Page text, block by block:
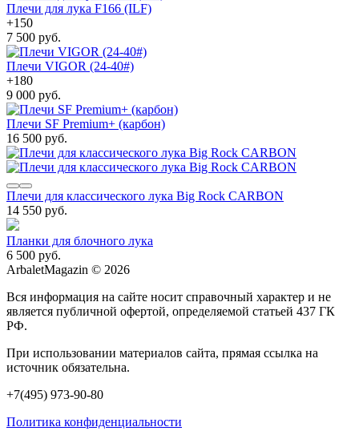
Плечи для лука F166 (ILF)
+150
7 500 руб.
Плечи VIGOR (24-40#)
+180
9 000 руб.
Плечи SF Premium+ (карбон)
16 500 руб.
Плечи для классического лука Big Rock CARBON
14 550 руб.
Планки для блочного лука
6 500 руб.
ArbaletMagazin © 2026
Вся информация на сайте носит справочный характер и не
является публичной офертой, определяемой статьей 437 ГК
РФ.
При использовании материалов сайта, прямая ссылка на
источник обязательна.
+7(495) 973-90-80
Политика конфиденциальности